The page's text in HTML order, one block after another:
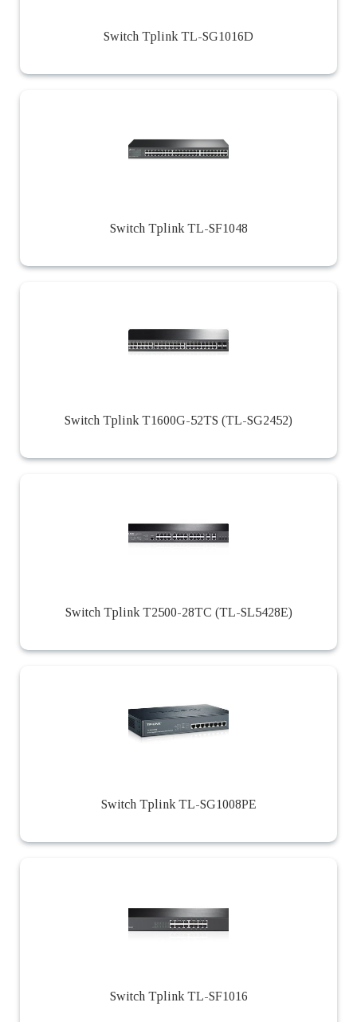
Switch Tplink TL-SG1016D
Switch Tplink TL-SF1048
Switch Tplink T1600G-52TS (TL-SG2452)
Switch Tplink T2500-28TC (TL-SL5428E)
Switch Tplink TL-SG1008PE
Switch Tplink TL-SF1016